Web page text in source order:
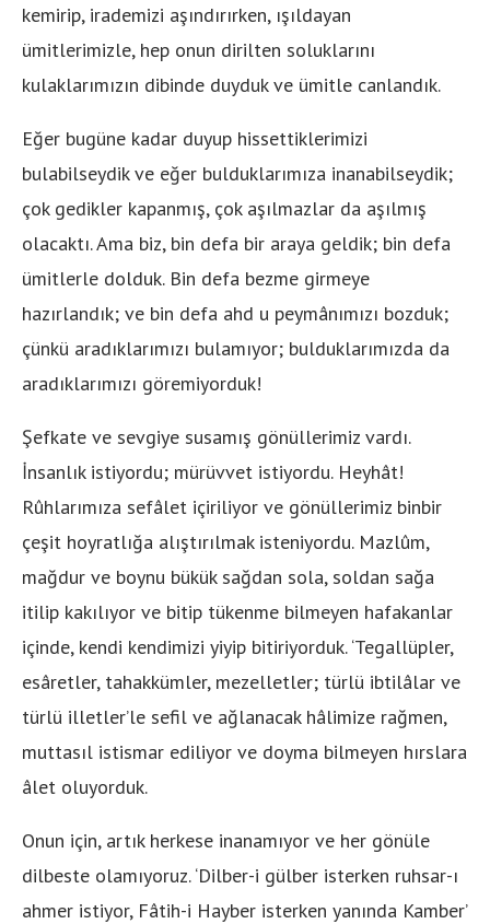
kemirip, irademizi aşındırırken, ışıldayan
ümitlerimizle, hep onun dirilten soluklarını
kulaklarımızın dibinde duyduk ve ümitle canlandık.
Eğer bugüne kadar duyup hissettiklerimizi
bulabilseydik ve eğer bulduklarımıza inanabilseydik;
çok gedikler kapanmış, çok aşılmazlar da aşılmış
olacaktı. Ama biz, bin defa bir araya geldik; bin defa
ümitlerle dolduk. Bin defa bezme girmeye
hazırlandık; ve bin defa ahd u peymânımızı bozduk;
çünkü aradıklarımızı bulamıyor; bulduklarımızda da
aradıklarımızı göremiyorduk!
Şefkate ve sevgiye susamış gönüllerimiz vardı.
İnsanlık istiyordu; mürüvvet istiyordu. Heyhât!
Rûhlarımıza sefâlet içiriliyor ve gönüllerimiz binbir
çeşit hoyratlığa alıştırılmak isteniyordu. Mazlûm,
mağdur ve boynu bükük sağdan sola, soldan sağa
itilip kakılıyor ve bitip tükenme bilmeyen hafakanlar
içinde, kendi kendimizi yiyip bitiriyorduk. ‘Tegallüpler,
esâretler, tahakkümler, mezelletler; türlü ibtilâlar ve
türlü illetler’le sefil ve ağlanacak hâlimize rağmen,
muttasıl istismar ediliyor ve doyma bilmeyen hırslara
âlet oluyorduk.
Onun için, artık herkese inanamıyor ve her gönüle
dilbeste olamıyoruz. ‘Dilber-i gülber isterken ruhsar-ı
ahmer istiyor, Fâtih-i Hayber isterken yanında Kamber’